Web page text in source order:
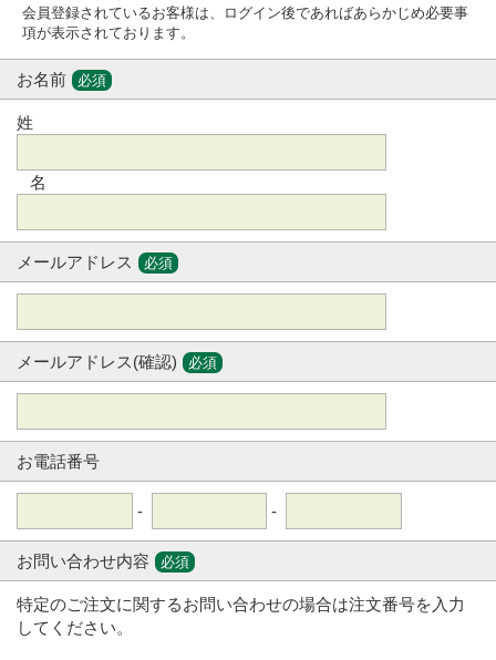
会員登録されているお客様は、ログイン後であればあらかじめ必要事
項が表示されております。
お名前 必須
姓
名
メールアドレス 必須
メールアドレス(確認) 必須
お電話番号
- -
お問い合わせ内容 必須
特定のご注文に関するお問い合わせの場合は注文番号を入力
してください。